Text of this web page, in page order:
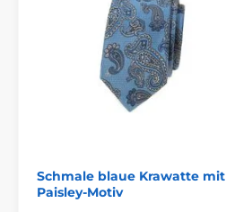
Schmale blaue Krawatte mit
Paisley-Motiv